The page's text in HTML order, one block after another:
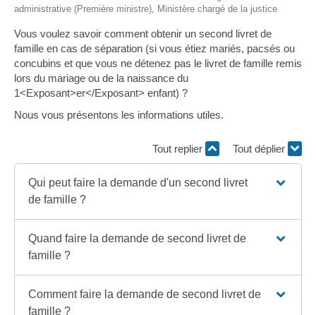
administrative (Première ministre), Ministère chargé de la justice
Vous voulez savoir comment obtenir un second livret de
famille en cas de séparation (si vous étiez mariés, pacsés ou
concubins et que vous ne détenez pas le livret de famille remis
lors du mariage ou de la naissance du
1<Exposant>er</Exposant> enfant) ?
Nous vous présentons les informations utiles.
Tout replier Tout déplier
Qui peut faire la demande d'un second livret
de famille ?
Quand faire la demande de second livret de
famille ?
Comment faire la demande de second livret de
famille ?